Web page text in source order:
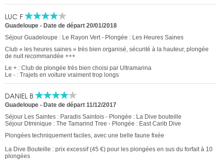
LUC F
Guadeloupe - Date de départ 20/01/2018
Séjour Guadeloupe : Le Rayon Vert - Plongée : Les Heures Saines
Club « les heures saines » très bien organisé, sécurité à la hauteur, plongée
de nuit recommandée +++
Le + : Club de plongée très bien choisi par Ultramarina
Le - : Trajets en voiture vraiment trop longs
DANIEL B
Guadeloupe - Date de départ 11/12/2017
Séjour Les Saintes : Paradis Saintois - Plongée : La Dive bouteille
Séjour Dtminique : The Tamarind Tree - Plongée : East Carib Dive
Plongées techniquement faciles, avec une belle faune fixée
La Dive Bouteille : prix excessif (45 €) pour les plongées en sus du forfait à 10
plongées